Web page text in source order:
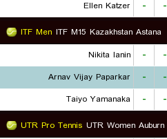
Ellen Katzer
- -
ITF Men ITF M15 Kazakhstan Astana
Nikita Ianin
- -
Arnav Vijay Paparkar
- -
Taiyo Yamanaka
- -
UTR Pro Tennis UTR Women Auburn